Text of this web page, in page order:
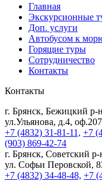
Главная
Экскурсионные
Доп. услуги
Автобусом к
Горящие туры
Сотрудничество
Контакты
Контакты
г. Брянск, Бежицкий р-н
ул.Ульянова, д.4,
+7 (4832) 31-81-11, +7
(903) 869-42-74
г. Брянск, Советский р-
ул. Софьи Перовской,
+7 (4832) 34-48-48, +7